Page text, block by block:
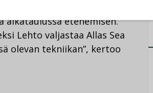
mahdollistaa näyttävän
etenemisen.
Lehto valjastaa Allas Sea
olevan tekniikan”, kertoo